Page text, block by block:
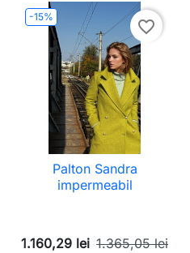
-15%
favorite_border
Palton Sandra
impermeabil
1.160,29 lei 1.365,05 lei